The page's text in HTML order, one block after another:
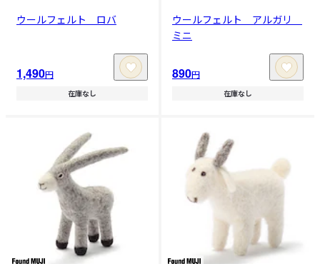
ウールフェルト ロバ
1,490円
在庫なし
ウールフェルト アルガリ
ミニ
890円
在庫なし